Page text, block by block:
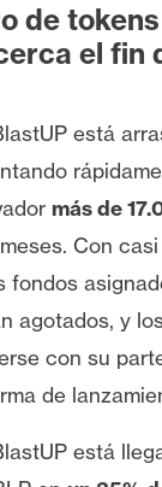
de
el fin
está
más de
Con casi
fondos
agotados, y
con su
de
está